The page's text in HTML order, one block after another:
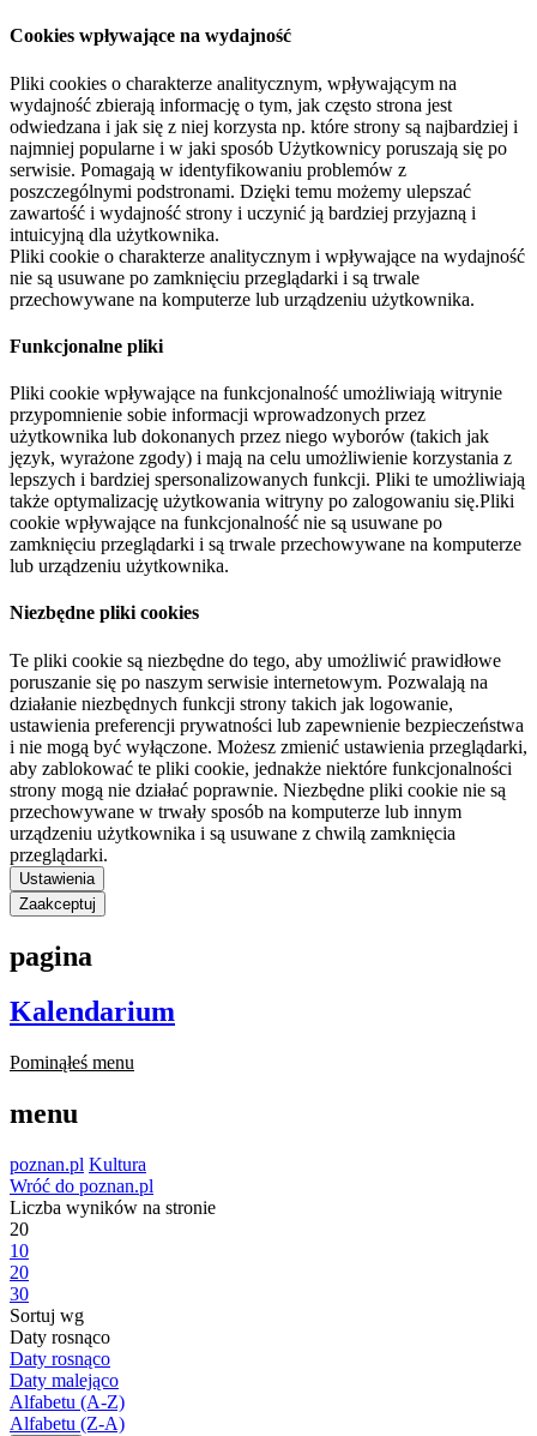
Cookies wpływające na wydajność
Pliki cookies o charakterze analitycznym, wpływającym na
wydajność zbierają informację o tym, jak często strona jest
odwiedzana i jak się z niej korzysta np. które strony są najbardziej i
najmniej popularne i w jaki sposób Użytkownicy poruszają się po
serwisie. Pomagają w identyfikowaniu problemów z
poszczególnymi podstronami. Dzięki temu możemy ulepszać
zawartość i wydajność strony i uczynić ją bardziej przyjazną i
intuicyjną dla użytkownika.
Pliki cookie o charakterze analitycznym i wpływające na wydajność
nie są usuwane po zamknięciu przeglądarki i są trwale
przechowywane na komputerze lub urządzeniu użytkownika.
Funkcjonalne pliki
Pliki cookie wpływające na funkcjonalność umożliwiają witrynie
przypomnienie sobie informacji wprowadzonych przez
użytkownika lub dokonanych przez niego wyborów (takich jak
język, wyrażone zgody) i mają na celu umożliwienie korzystania z
lepszych i bardziej spersonalizowanych funkcji. Pliki te umożliwiają
także optymalizację użytkowania witryny po zalogowaniu się.Pliki
cookie wpływające na funkcjonalność nie są usuwane po
zamknięciu przeglądarki i są trwale przechowywane na komputerze
lub urządzeniu użytkownika.
Niezbędne pliki cookies
Te pliki cookie są niezbędne do tego, aby umożliwić prawidłowe
poruszanie się po naszym serwisie internetowym. Pozwalają na
działanie niezbędnych funkcji strony takich jak logowanie,
ustawienia preferencji prywatności lub zapewnienie bezpieczeństwa
i nie mogą być wyłączone. Możesz zmienić ustawienia przeglądarki,
aby zablokować te pliki cookie, jednakże niektóre funkcjonalności
strony mogą nie działać poprawnie. Niezbędne pliki cookie nie są
przechowywane w trwały sposób na komputerze lub innym
urządzeniu użytkownika i są usuwane z chwilą zamknięcia
przeglądarki.
Ustawienia
Zaakceptuj
pagina
Kalendarium
Pominąłeś menu
menu
poznan.pl Kultura
Wróć do poznan.pl
Liczba wyników na stronie
20
10
20
30
Sortuj wg
Daty rosnąco
Daty rosnąco
Daty malejąco
Alfabetu (A-Z)
Alfabetu (Z-A)